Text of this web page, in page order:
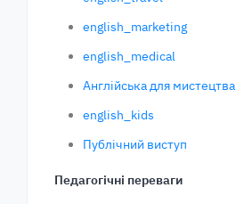
english_marketing
english_medical
Англійська для мистецтва
english_kids
Публічний виступ
Педагогічні переваги